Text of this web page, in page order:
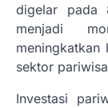
digelar pada
menjadi
sektor
Investasi